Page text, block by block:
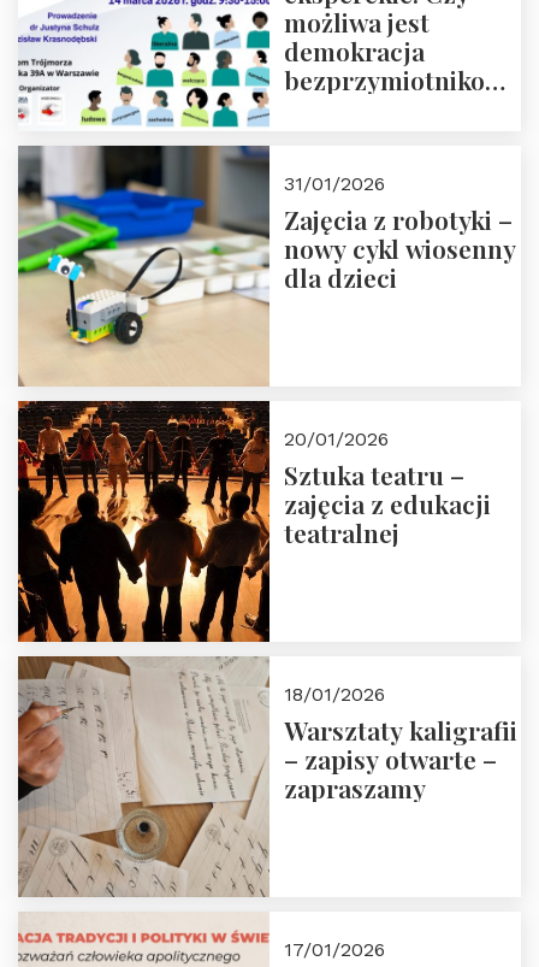
możliwa jest
demokracja
bezprzymiotnikowa?
31/01/2026
Zajęcia z robotyki –
nowy cykl wiosenny
dla dzieci
20/01/2026
Sztuka teatru –
zajęcia z edukacji
teatralnej
18/01/2026
Warsztaty kaligrafii
– zapisy otwarte –
zapraszamy
17/01/2026